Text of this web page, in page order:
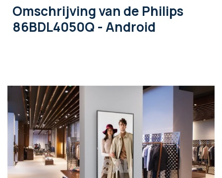
Omschrijvingvan de Philips
86BDL4050Q - Android